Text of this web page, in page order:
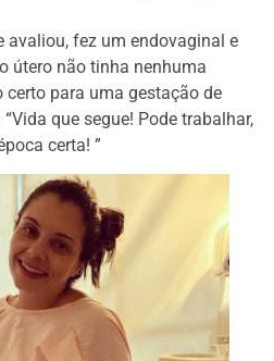
avaliou, fez um endovaginal e
útero não tinha nenhuma
para uma gestação de
que segue! Pode trabalhar,
certa! ”